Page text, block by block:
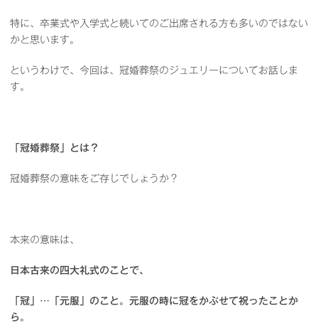
特に、卒業式や入学式と続いてのご出席される方も多いのではない
かと思います。
というわけで、今回は、冠婚葬祭のジュエリーについてお話しま
す。
「冠婚葬祭」とは？
冠婚葬祭の意味をご存じでしょうか？
本来の意味は、
日本古来の四大礼式のことで、
「冠」…「元服」のこと。元服の時に冠をかぶせて祝ったことか
ら。